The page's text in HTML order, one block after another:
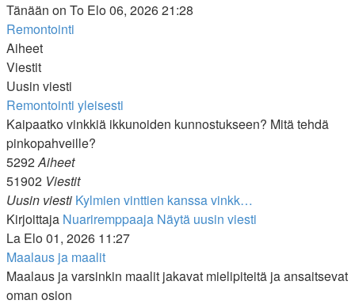
Tänään on To Elo 06, 2026 21:28
Remontointi
Aiheet
Viestit
Uusin viesti
Remontointi yleisesti
Kaipaatko vinkkiä ikkunoiden kunnostukseen? Mitä tehdä
pinkopahveille?
5292Aiheet
51902 Viestit
Uusin viesti Kylmien vinttien kanssa vinkk…
Kirjoittaja Nuariremppaaja Näytä uusin viesti
La Elo 01, 2026 11:27
Maalaus ja maalit
Maalaus ja varsinkin maalit jakavat mielipiteitä ja ansaitsevat
oman osion